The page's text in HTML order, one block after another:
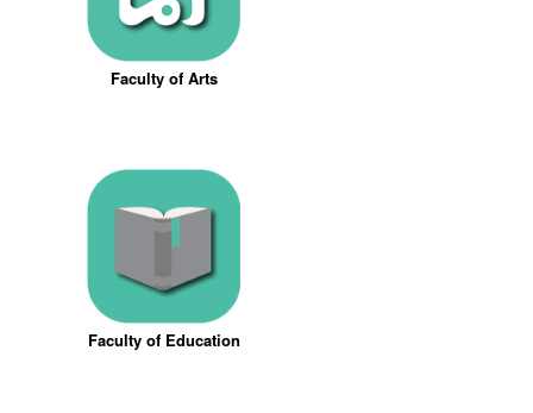
Faculty of Arts
Faculty of Education